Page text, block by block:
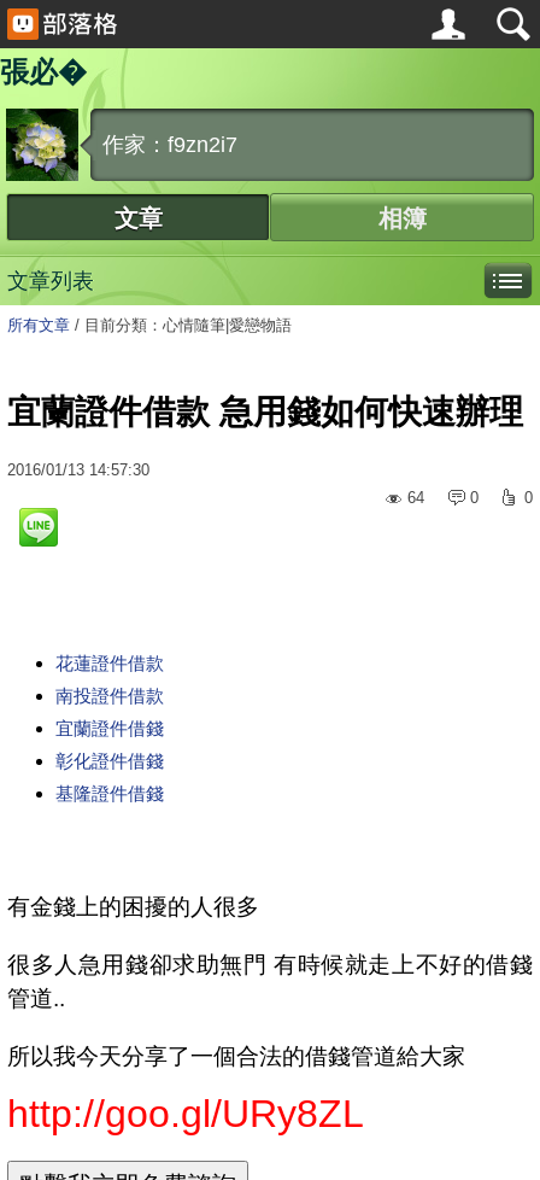
張必�
作家：f9zn2i7
文章 相簿
文章列表
所有文章 / 目前分類：心情隨筆|愛戀物語
宜蘭證件借款 急用錢如何快速辦理
2016/01/13 14:57:30
64
0 0
花蓮證件借款
南投證件借款
宜蘭證件借錢
彰化證件借錢
基隆證件借錢
有金錢上的困擾的人很多
很多人急用錢卻求助無門 有時候就走上不好的借錢
管道..
所以我今天分享了一個合法的借錢管道給大家
http://goo.gl/URy8ZL